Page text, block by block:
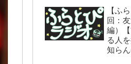
【ふ
回：
編）
る人
知ら